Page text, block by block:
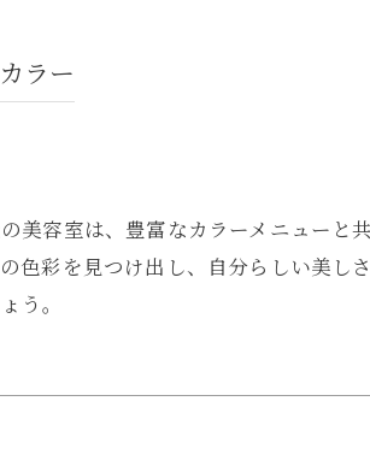
ラー
容室は、豊富なカラーメニューと
色彩を見つけ出し、自分らしい美し
う。